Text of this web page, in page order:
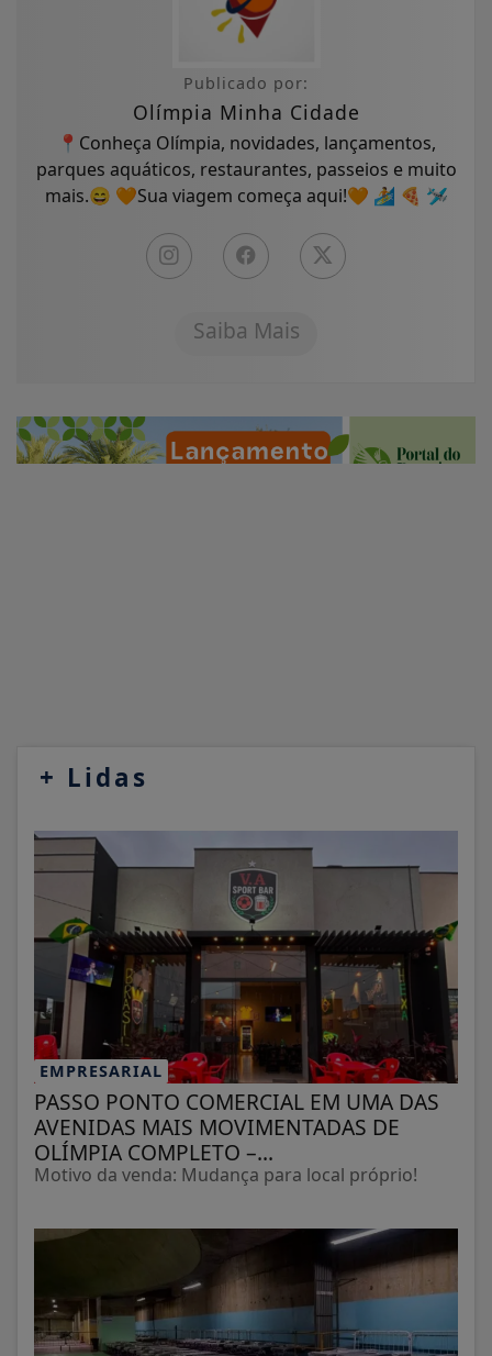
Publicado por:
Olímpia Minha Cidade
📍Conheça Olímpia, novidades, lançamentos,
parques aquáticos, restaurantes, passeios e muito
mais.😄 🧡Sua viagem começa aqui!🧡 🏄 🍕 🛩
Saiba Mais
+ Lidas
EMPRESARIAL
PASSO PONTO COMERCIAL EM UMA DAS
AVENIDAS MAIS MOVIMENTADAS DE
OLÍMPIA COMPLETO –...
Motivo da venda: Mudança para local próprio!